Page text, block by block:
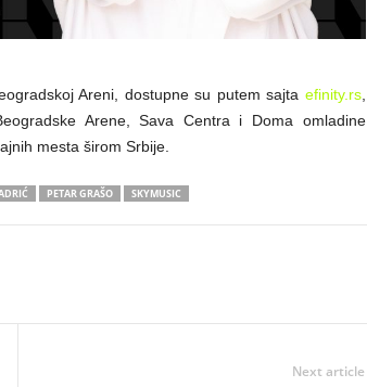
Areni, dostupne su putem sajta efinity.rs,
Arene, Sava Centra i Doma omladine
mesta širom Srbije.
PETAR GRAŠO SKYMUSIC
Next article